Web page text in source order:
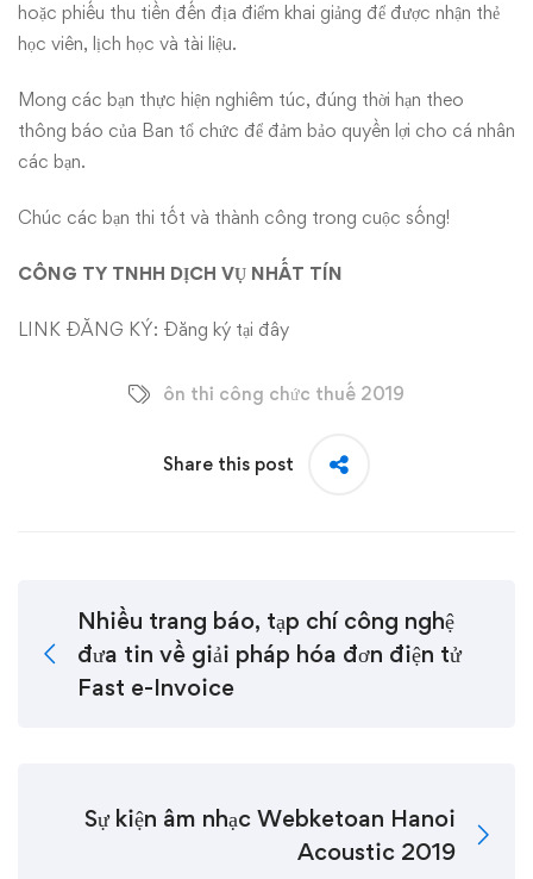
hoặc phiếu thu tiền đến địa điểm khai giảng để được nhận thẻ
học viên, lịch học và tài liệu.
Mong các bạn thực hiện nghiêm túc, đúng thời hạn theo
thông báo của Ban tổ chức để đảm bảo quyền lợi cho cá nhân
các bạn.
Chúc các bạn thi tốt và thành công trong cuộc sống!
CÔNG TY TNHH DỊCH VỤ NHẤT TÍN
LINK ĐĂNG KÝ: Đăng ký tại đây
ôn thi công chức thuế 2019
Share this post
Nhiều trang báo, tạp chí công nghệ
đưa tin về giải pháp hóa đơn điện tử
Fast e-Invoice
Sự kiện âm nhạc Webketoan Hanoi
Acoustic 2019